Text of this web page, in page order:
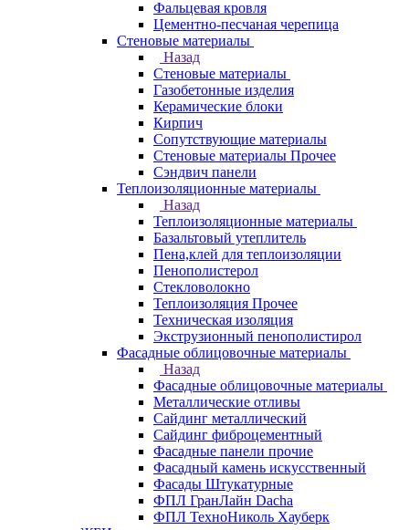
Фальцевая кровля
Цементно-песчаная черепица
Стеновые материалы
Назад
Стеновые материалы
Газобетонные изделия
Керамические блоки
Кирпич
Сопутствующие материалы
Стеновые материалы Прочее
Сэндвич панели
Теплоизоляционные материалы
Назад
Теплоизоляционные материалы
Базальтовый утеплитель
Пена,клей для теплоизоляции
Пенополистерол
Стекловолокно
Теплоизоляция Прочее
Техническая изоляция
Экструзионный пенополистирол
Фасадные облицовочные материалы
Назад
Фасадные облицовочные материалы
Металлические отливы
Сайдинг металлический
Сайдинг фиброцементный
Фасадные панели прочие
Фасадный камень искусственный
Фасады Штукатурные
ФПЛ ГранЛайн Dacha
ФПЛ ТехноНиколь Хауберк